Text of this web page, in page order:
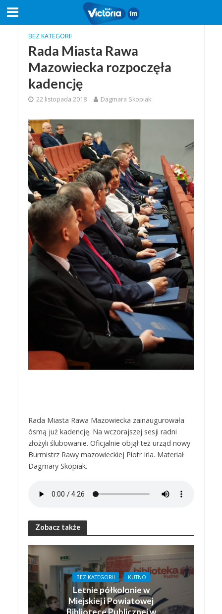
BEZ KATEGORII
Rada Miasta Rawa
Mazowiecka rozpoczęła
kadencję
22 listopada 2018 Dagmara Skopiak
Rada Miasta Rawa Mazowiecka zainaugurowała
ósmą już kadencję. Na wczorajszej sesji radni
złożyli ślubowanie. Oficjalnie objął też urząd nowy
Burmistrz Rawy mazowieckiej Piotr Irla. Materiał
Dagmary Skopiak.
Zobacz także
BEZ KATEGORII KUTNO
Letnie półkolonie w
Miejskiej i Powiatowej
Bibliotece Publicznej w